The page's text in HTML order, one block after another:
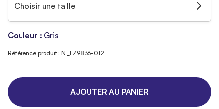
Choisir une taille
Couleur : Gris
Référence produit : NI_FZ9836-012
AJOUTER AU PANIER